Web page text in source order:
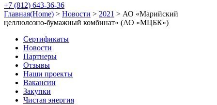
+7 (812) 643-36-36
Главная(Home) > Новости > 2021 > АО «Марийский
целлюлозно-бумажный комбинат» (АО «МЦБК»)
Сертификаты
Новости
Партнеры
Отзывы
Наши проекты
Вакансии
Закупки
Чистая энергия